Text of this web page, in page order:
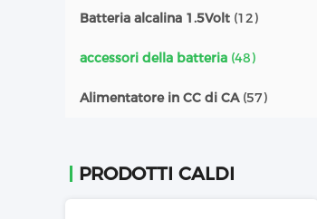
Batteria alcalina 1.5Volt (12)
accessori della batteria (48)
Alimentatore in CC di CA(57)
PRODOTTI CALDI